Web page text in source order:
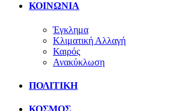
ΚΟΙΝΩΝΙΑ
Έγκλημα
Κλιματική Αλλαγή
Καιρός
Ανακύκλωση
ΠΟΛΙΤΙΚΗ
ΚΟΣΜΟΣ